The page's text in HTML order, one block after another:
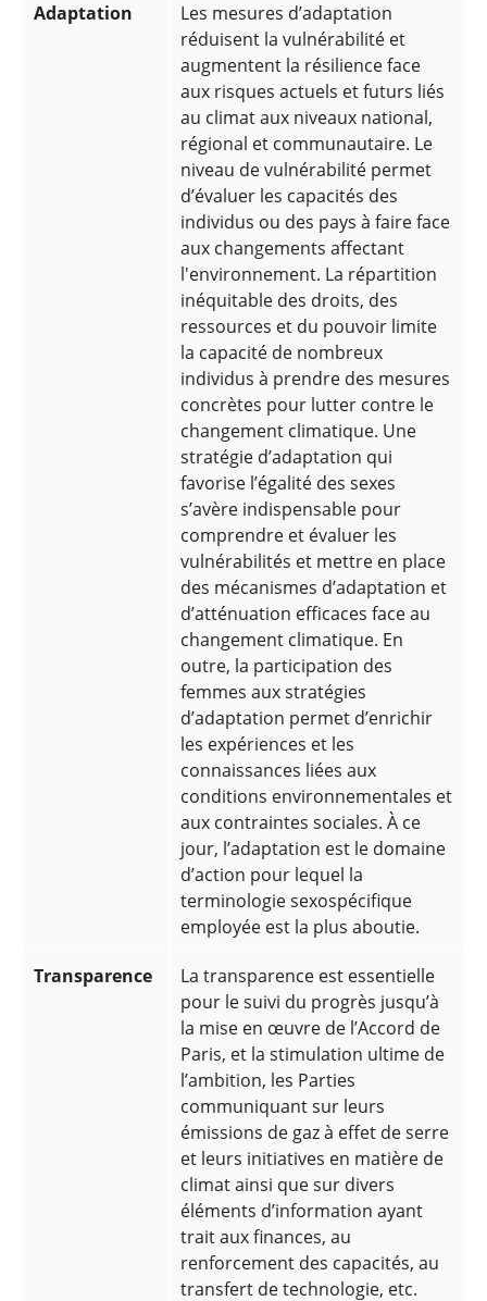
Adaptation
Les mesures d’adaptation
réduisent la vulnérabilité et
augmentent la résilience face
aux risques actuels et futurs liés
au climat aux niveaux national,
régional et communautaire. Le
niveau de vulnérabilité permet
d’évaluer les capacités des
individus ou des pays à faire face
aux changements affectant
l'environnement. La répartition
inéquitable des droits, des
ressources et du pouvoir limite
la capacité de nombreux
individus à prendre des mesures
concrètes pour lutter contre le
changement climatique. Une
stratégie d’adaptation qui
favorise l’égalité des sexes
s’avère indispensable pour
comprendre et évaluer les
vulnérabilités et mettre en place
des mécanismes d’adaptation et
d’atténuation efficaces face au
changement climatique. En
outre, la participation des
femmes aux stratégies
d’adaptation permet d’enrichir
les expériences et les
connaissances liées aux
conditions environnementales et
aux contraintes sociales. À ce
jour, l’adaptation est le domaine
d’action pour lequel la
terminologie sexospécifique
employée est la plus aboutie.
Transparence
La transparence est essentielle
pour le suivi du progrès jusqu’à
la mise en œuvre de l’Accord de
Paris, et la stimulation ultime de
l’ambition, les Parties
communiquant sur leurs
émissions de gaz à effet de serre
et leurs initiatives en matière de
climat ainsi que sur divers
éléments d’information ayant
trait aux finances, au
renforcement des capacités, au
transfert de technologie, etc.